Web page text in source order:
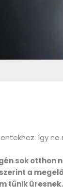
így
sok otthon
a
tűnik üresnek.